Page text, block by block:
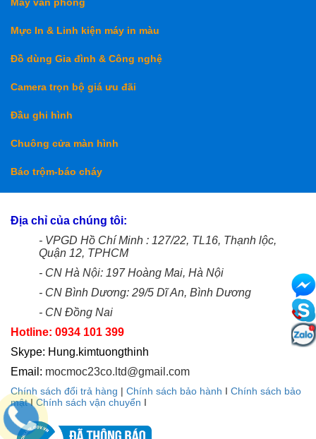
Mực In & Linh kiện máy in màu
Đồ dùng Gia đình & Công nghệ
Camera trọn bộ giá ưu đãi
Đầu ghi hình
Chuông cửa màn hình
Báo trộm-báo cháy
Địa chỉ của chúng tôi:
- VPGD Hồ Chí Minh : 127/22, TL16, Thạnh lộc,
Quận 12, TPHCM
- CN Hà Nội: 197 Hoàng Mai, Hà Nội
- CN Bình Dương: 29/5 Dĩ An, Bình Dương
- CN Đồng Nai
Hotline: 0934 101 399
Skype: Hung.kimtuongthinh
Email: mocmoc23co.ltd@gmail.com
Chính sách đổi trả hàng | Chính sách bảo hành I Chính sách bảo
mậtI Chính sách vận chuyển I